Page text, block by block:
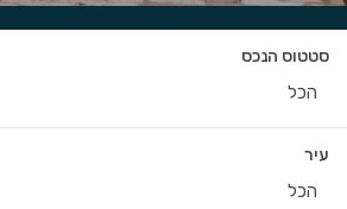
סטטוס הנכס
הכל
עיר
הכל